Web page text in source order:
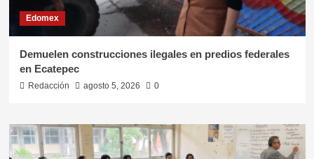
Edomex
Demuelen construcciones ilegales en predios federales
en Ecatepec
Redacción agosto 5, 2026 0